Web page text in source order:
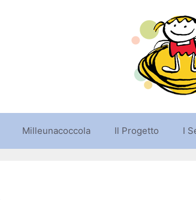
Milleunacoccola Il Progetto I